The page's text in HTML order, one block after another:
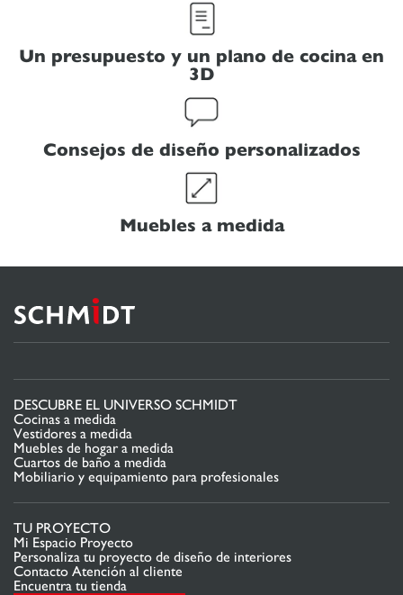
Un presupuesto y un plano de cocina en
3D
Consejos de diseño personalizados
Muebles a medida
DESCUBRE EL UNIVERSO SCHMIDT
Cocinas a medida
Vestidores a medida
Muebles de hogar a medida
Cuartos de baño a medida
Mobiliario y equipamiento para profesionales
TU PROYECTO
Mi Espacio Proyecto
Personaliza tu proyecto de diseño de interiores
Contacto Atención al cliente
Encuentra tu tienda